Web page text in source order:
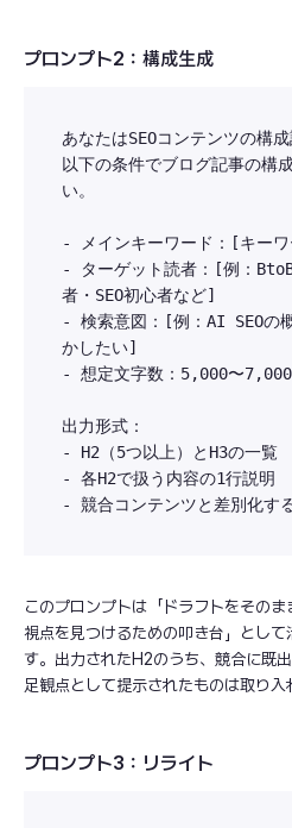
プロンプト2：構成生成
あなたはSEOコンテンツの構
以下の条件でブログ記事の構
い。
- メインキーワード：[キー
- ターゲット読者：[例：
者・SEO初心者など]
- 検索意図：[例：AI SEOの
かしたい]
- 想定文字数：5,000〜
出力形式：
- H2（5つ以上）とH3の一覧
- 各H2で扱う内容の1行説明
このプロンプトは「ドラフトをその
視点を見つけるための叩き台」とし
す。出力されたH2のうち、競合に既
足観点として提示されたものは取り入
プロンプト3：リライト